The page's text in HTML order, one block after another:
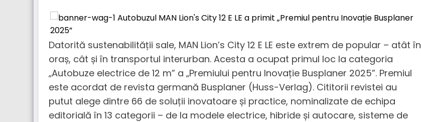
Datorită sustenabilității sale, MAN Lion’s City 12 E LE este extrem de popular – atât în
​​oraș, cât și în transportul interurban. Acesta a ocupat primul loc la categoria
„Autobuze electrice de 12 m” a „Premiului pentru Inovație Busplaner 2025”. Premiul
este acordat de revista germană Busplaner (Huss-Verlag). Cititorii revistei au
putut alege dintre 66 de soluții inovatoare și practice, nominalizate de echipa
editorială în 13 categorii – de la modele electrice, hibride și autocare, sisteme de